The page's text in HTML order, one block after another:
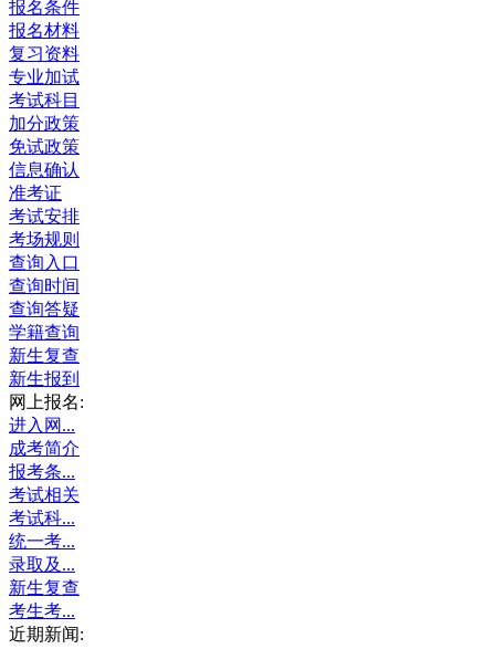
报名条件
报名材料
复习资料
专业加试
考试科目
加分政策
免试政策
信息确认
准考证
考试安排
考场规则
查询入口
查询时间
查询答疑
学籍查询
新生复查
新生报到
网上报名:
进入网...
成考简介
报考条...
考试相关
考试科...
统一考...
录取及...
新生复查
考生考...
近期新闻: